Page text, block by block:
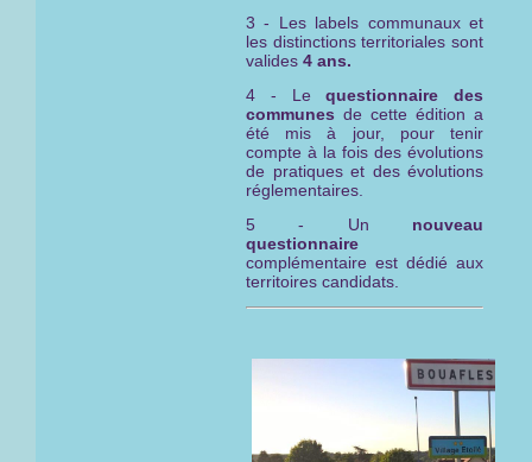
3 - Les labels communaux et
les distinctions territoriales sont
valides 4 ans.
4 - Lequestionnaire des
communes de cette édition a
été mis à jour, pour tenir
compte à la fois des évolutions
de pratiques et des évolutions
réglementaires.
5 - Un nouveau
questionnaire
complémentaire est dédié aux
territoires candidats.